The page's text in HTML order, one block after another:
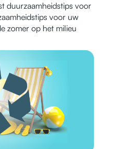
duurzaamheidstips voor
voor uw
zomer op het milieu